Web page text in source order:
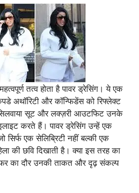
तत्व होता है पावर ड्रेसिंग। ये एक
अथॉरिटी और कॉन्फिडेंस को रिफ्लेक्ट
सूट और लक्ज़री आउटफिट उनके
करते हैं। पावर ड्रेसिंग उन्हें एक
सिर्फ एक सेलिब्रिटी नहीं बल्की एक
की छवि दिखाती है। क्या इस तरह का
का दौर उनकी ताकत और दृढ़ संकल्प